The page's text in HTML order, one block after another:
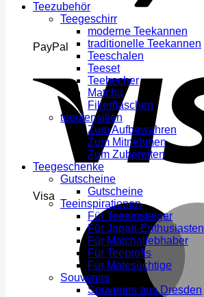
PayPal
Visa
Teezubehör
Teegeschirr
moderne Teekannen
traditionelle Teekannen
Teeschalen
Teeset
Teebecher
Matcha
Filterflaschen
teeutensilien
Zum Aufbewahren
Zum Mitnehmen
Zum Zubereiten
Teegeschenke
Gutscheine
Gutscheine
Teeinspirationen
Für Teeeinsteiger
Für Japan-Enthusiasten
Für Matchaliebhaber
Für Teeprofis
Für Matesüchtige
Souvenirs
Souvenirs aus Dresden